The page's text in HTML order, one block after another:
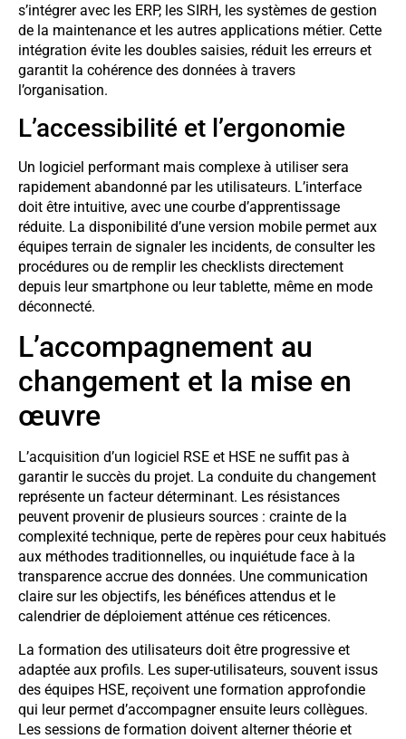
s’intégrer avec les ERP, les SIRH, les systèmes de gestion
de la maintenance et les autres applications métier. Cette
intégration évite les doubles saisies, réduit les erreurs et
garantit la cohérence des données à travers
l’organisation.
L’accessibilité et l’ergonomie
Un logiciel performant mais complexe à utiliser sera
rapidement abandonné par les utilisateurs. L’interface
doit être intuitive, avec une courbe d’apprentissage
réduite. La disponibilité d’une version mobile permet aux
équipes terrain de signaler les incidents, de consulter les
procédures ou de remplir les checklists directement
depuis leur smartphone ou leur tablette, même en mode
déconnecté.
L’accompagnement au
changement et la mise en
œuvre
L’acquisition d’un logiciel RSE et HSE ne suffit pas à
garantir le succès du projet. La conduite du changement
représente un facteur déterminant. Les résistances
peuvent provenir de plusieurs sources : crainte de la
complexité technique, perte de repères pour ceux habitués
aux méthodes traditionnelles, ou inquiétude face à la
transparence accrue des données. Une communication
claire sur les objectifs, les bénéfices attendus et le
calendrier de déploiement atténue ces réticences.
La formation des utilisateurs doit être progressive et
adaptée aux profils. Les super-utilisateurs, souvent issus
des équipes HSE, reçoivent une formation approfondie
qui leur permet d’accompagner ensuite leurs collègues.
Les sessions de formation doivent alterner théorie et